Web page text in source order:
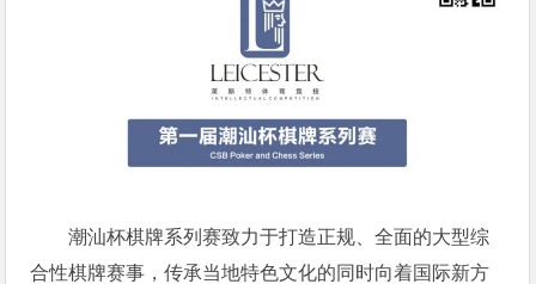
潮汕杯棋牌系列赛致力于打造正规、全面的大型综
合性棋牌赛事，传承当地特色文化的同时向着国际新方